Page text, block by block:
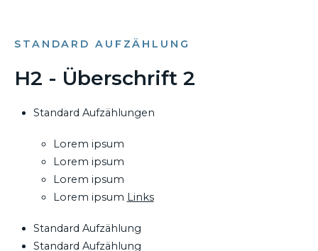
STANDARD AUFZÄHLUNG
H2 - Überschrift 2
Standard Aufzählungen
Lorem ipsum
Lorem ipsum
Lorem ipsum
Lorem ipsum Links
Standard Aufzählung
Standard Aufzählung